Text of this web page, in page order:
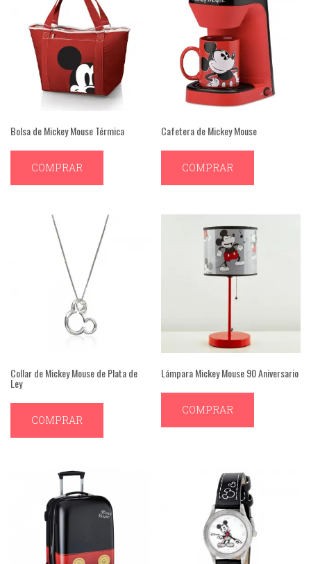
Bolsa de Mickey Mouse Térmica
COMPRAR
Cafetera de Mickey Mouse
COMPRAR
Collar de Mickey Mouse de Plata de
Ley
COMPRAR
Lámpara Mickey Mouse 90 Aniversario
COMPRAR